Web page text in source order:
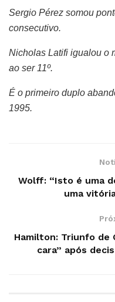
Sergio Pérez somou
consecutivo.
Nicholas Latifi igualou o
ao ser 11º.
É o primeiro duplo
1995.
Wolff: “Isto é uma
uma
Hamilton: Triunfo de
cara” após